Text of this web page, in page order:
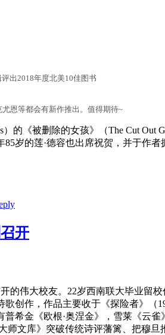
评出2018年度北美10佳图书
恩等都会有新作推出。值得期待~
）的《被删除的女孩》（The Cut
岁的莲·德容也出席祝贺，并于作
开
的伟大校友。22岁西南联大毕业留
作，作品主要收于《探险者》（
希金《欧根·奥涅金》，雪莱《云
师文库》突破传统诗评藩篱、把穆